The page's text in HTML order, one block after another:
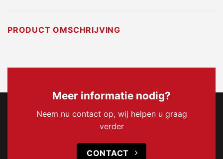
PRODUCT OMSCHRIJVING
Meer informatie nodig?
Neem nu contact op, wij helpen u graag
verder
CONTACT